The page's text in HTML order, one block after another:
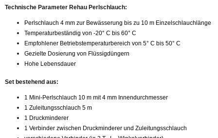
Technische Parameter Rehau Perlschlauch:
Perlschlauch 4 mm zur Bewässerung bis zu 10 m Einzelschlauchlänge
Temperaturbeständig von -20° C bis 60° C
Empfohlener Betriebstemperaturbereich von 5° C bis 50° C
Gezielte Dosierung von Flüssigdüngern
Hohe Lebensdauer
Set bestehend aus:
1 Mini-Perlschlauch 10 m mit 4 mm Innendurchmesser
1 Zuleitungsschlauch 5 m
1 Druckminderer
1 Verbinder zwischen Druckminderer und Zuleitungsschlauch